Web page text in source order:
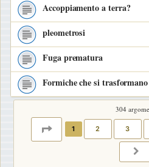
Accoppiamento a terra?
pleometrosi
Fuga prematura
Formiche che si
304
PAGINA DI
1 2 3